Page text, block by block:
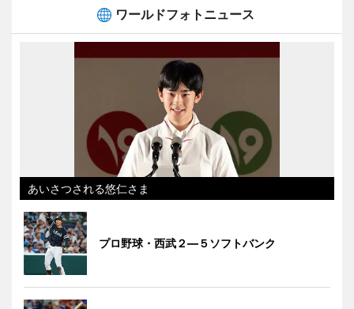
ワールドフォトニュース
あいさつされる悠仁さま
プロ野球・西武２―５ソフトバンク